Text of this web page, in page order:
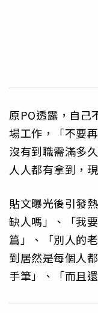
原PO透露，自己
場工作，「不要
沒有到職需滿多
人人都有拿到，
貼文曝光後引發
缺人嗎」、「我
篇」、「別人的
到居然是每個人
手筆」、「而且